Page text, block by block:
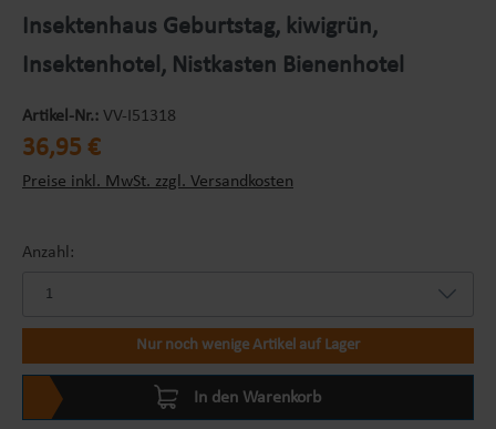
Insektenhaus Geburtstag, kiwigrün,
Insektenhotel, Nistkasten Bienenhotel
Artikel-Nr.: VV-I51318
Regulärer Preis:
36,95 €
Preise inkl. MwSt. zzgl. Versandkosten
Anzahl:
Nur noch wenige Artikel auf Lager
In den Warenkorb